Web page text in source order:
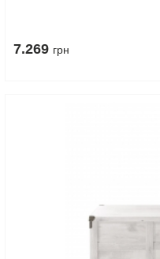
7.269 грн